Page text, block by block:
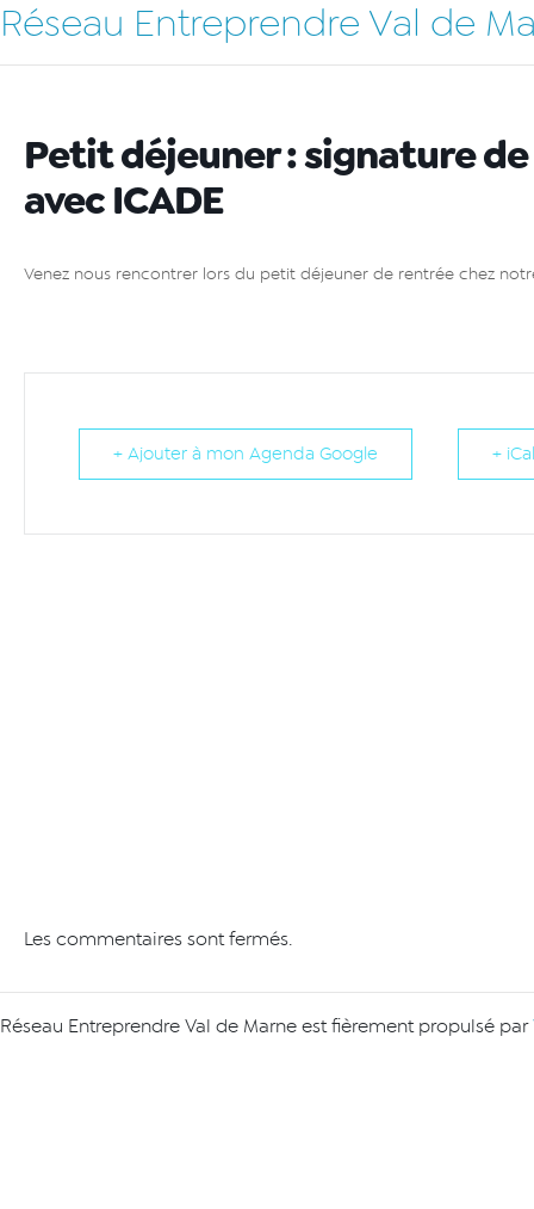
Réseau Entreprendre Val de
Petit déjeuner : signature
avec ICADE
Venez nous rencontrer lors du petit déjeuner de rentrée chez
+ Ajouter à mon Agenda Google +
Les commentaires sont fermés.
Réseau Entreprendre Val de Marne est fièrement propulsé par